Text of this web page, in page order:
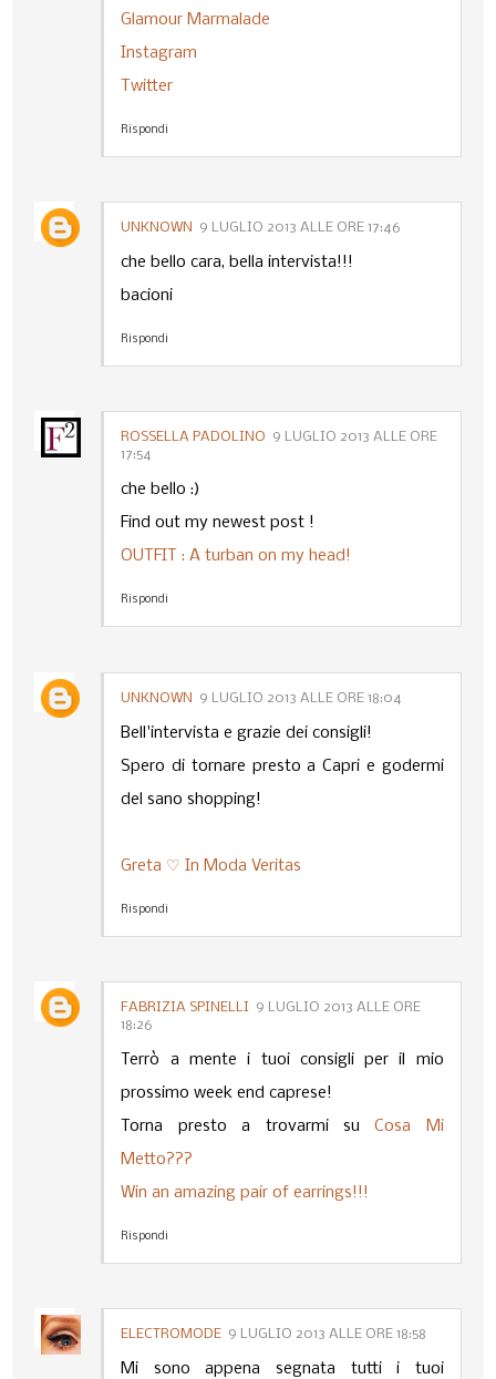
Glamour Marmalade
Instagram
Twitter
Rispondi
UNKNOWN 9 LUGLIO 2013 ALLE ORE 17:46
che bello cara, bella intervista!!!
bacioni
Rispondi
ROSSELLA PADOLINO
9 LUGLIO 2013 ALLE ORE
17:54
che bello :)
Find out my newest post !
OUTFIT : A turban on my head!
Rispondi
UNKNOWN 9 LUGLIO 2013 ALLE ORE 18:04
Bell'intervista e grazie dei consigli!
Spero di tornare presto a Capri e godermi
del sano shopping!
Greta ♡ In Moda Veritas
Rispondi
FABRIZIA SPINELLI
9 LUGLIO 2013 ALLE ORE
18:26
Terrò a mente i tuoi consigli per il mio
prossimo week end caprese!
Torna presto a trovarmi suCosa Mi
Metto???
Win an amazing pair of earrings!!!
Rispondi
ELECTROMODE 9 LUGLIO 2013 ALLE ORE 18:58
Mi sono appena segnata tutti i tuoi